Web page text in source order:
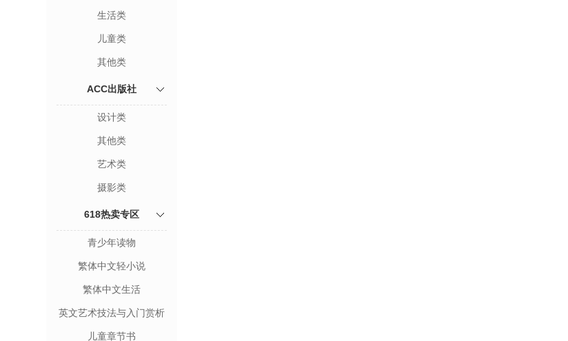
生活类
儿童类
其他类
ACC出版社
设计类
其他类
艺术类
摄影类
618热卖专区
青少年读物
繁体中文轻小说
繁体中文生活
英文艺术技法与入门赏析
儿童章节书